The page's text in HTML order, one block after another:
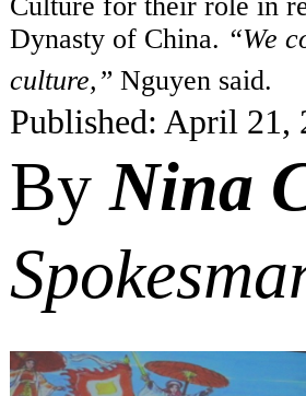
Dynasty of China. “We
culture,” Nguyen said.
Published: April 21,
ByNina